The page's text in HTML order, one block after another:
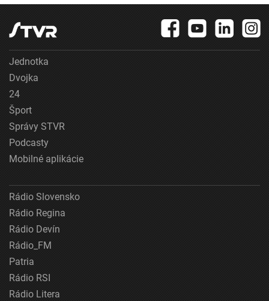
Jednotka
Dvojka
24
Šport
Správy STVR
Podcasty
Mobilné aplikácie
Rádio Slovensko
Rádio Regina
Rádio Devín
Rádio_FM
Patria
Rádio RSI
Rádio Litera